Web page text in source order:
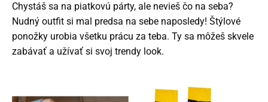
Chystáš sa na piatkovú párty, ale nevieš čo na seba?
Nudný outfit si mal predsa na sebe naposledy! Štýlové
ponožky urobia všetku prácu za teba. Ty sa môžeš skvele
zabávať a užívať si svoj trendy look.